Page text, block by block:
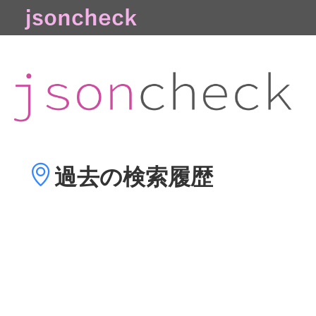
過去の検索履歴